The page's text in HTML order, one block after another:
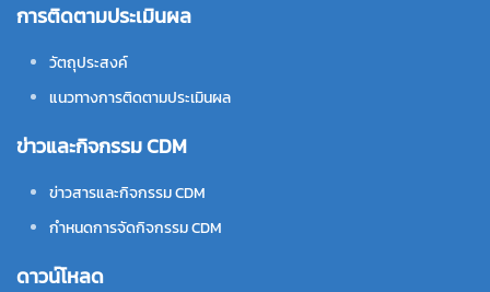
การติดตามประเมินผล
วัตถุประสงค์
แนวทางการติดตามประเมินผล
ข่าวและกิจกรรม CDM
ข่าวสารและกิจกรรม CDM
กำหนดการจัดกิจกรรม CDM
ดาวน์โหลด